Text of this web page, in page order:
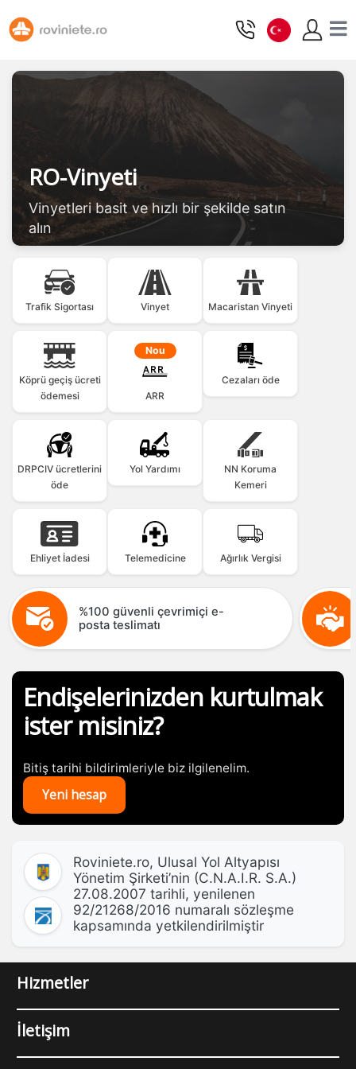
RO-Vinyeti
Vinyetleri basit ve hızlı bir şekilde satın
alın
Trafik Sigortası Vinyet Macaristan Vinyeti
Köprü geçiş ücreti
ödemesi
Nou
ARR
Cezaları öde
DRPCIV ücretlerini
öde
Yol Yardımı
NN Koruma
Kemeri
Ehliyet İadesi Telemedicine Ağırlık Vergisi
%100 güvenli çevrimiçi e-
posta teslimatı
Endişelerinizden kurtulmak
ister misiniz?
Bitiş tarihi bildirimleriyle biz ilgilenelim.
Yeni hesap
Roviniete.ro, Ulusal Yol Altyapısı
Yönetim Şirketi’nin (C.N.A.I.R. S.A.)
27.08.2007 tarihli, yenilenen
92/21268/2016 numaralı sözleşme
kapsamında yetkilendirilmiştir
Hizmetler
İletişim